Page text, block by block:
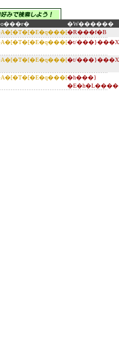
�W������
�R���f�B
�t/���}���X
�t/���}���X
�h���}